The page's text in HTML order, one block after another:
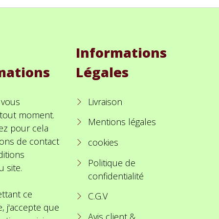
moment.
pour cela
de contact
site.
ce
j'accepte que
Informations
Légales
Livraison
Mentions légales
cookies
Politique de
confidentialité
C.G.V
Avis client &